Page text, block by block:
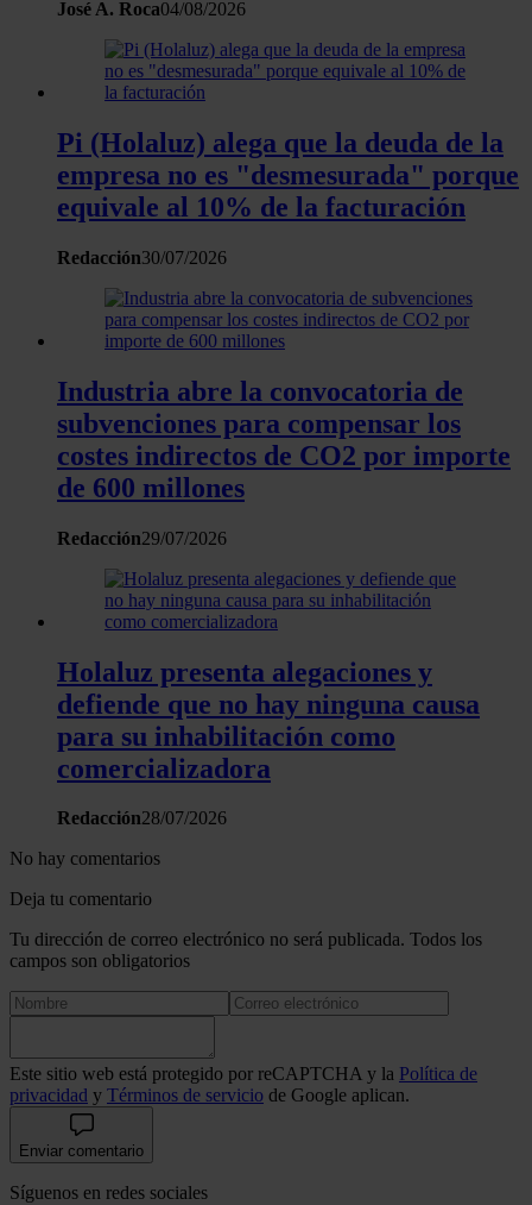
consentimiento en cualquier momento en la Declaración
de cookies.
Las cookies de este sitio web se usan para personalizar
sociales y analizar el tráfico. Además, compartimos
información sobre el uso que haga del sitio web con
nuestros partners de redes sociales, publicidad y análisis
que les haya proporcionado o que hayan recopilado a
partir del uso que haya hecho de sus servicios.
José A. Roca04/08/2026
Pi (Holaluz) alega que la deuda de la
empresa no es "desmesurada" porque
equivale al 10% de la facturación
Redacción30/07/2026
Industria abre la convocatoria de
subvenciones para compensar los
costes indirectos de CO2 por importe
de 600 millones
Redacción29/07/2026
Holaluz presenta alegaciones y
defiende que no hay ninguna causa
para su inhabilitación como
comercializadora
Redacción28/07/2026
No hay comentarios
Deja tu comentario
Tu dirección de correo electrónico no será publicada. Todos los
campos son obligatorios
Este sitio web está protegido por reCAPTCHA y la Política de
privacidad y Términos de servicio de Google aplican.
Enviar comentario
Síguenos en redes sociales